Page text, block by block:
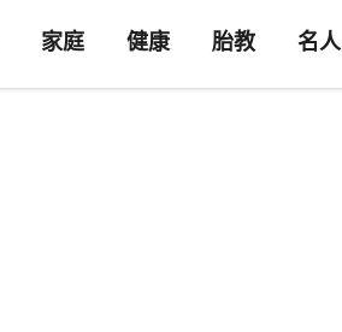
家庭 健康 胎教 名人